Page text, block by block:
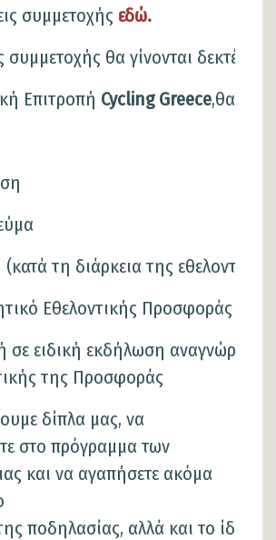
συμμετοχής εδώ.
συμμετοχής θα γίνονται δεκτές
Επιτροπή Cycling Greece,θα
τη διάρκεια της
Εθελοντικής Προσφοράς
σε ειδική εκδήλωση αναγνώρισης
της Προσφοράς
δίπλα μας, να
στο πρόγραμμα των
και να αγαπήσετε ακόμα
ποδηλασίας, αλλά και το ίδιο